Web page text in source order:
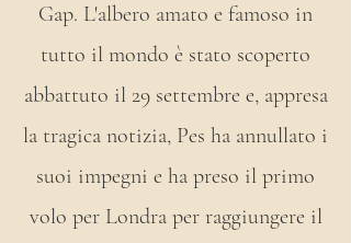
Gap. L'albero amato e famoso in
tutto il mondo è stato scoperto
abbattuto il 29 settembre e, appresa
la tragica notizia, Pes ha annullato i
suoi impegni e ha preso il primo
volo per Londra per raggiungere il